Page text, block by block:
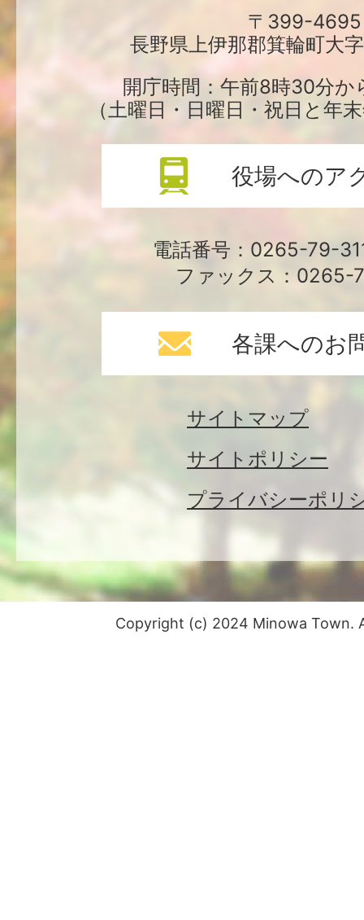
役
場
〒399-4695
長野県上伊那郡箕輪町大
開庁時間：午前8時30分か
（土曜日・日曜日・祝日と年
役場へのア
電話番号：0265-79-
ファックス：0265-
各課へのお
サイトマップ
サイトポリシー
プライバシーポリ
Copyright (c) 2024 Minowa Town.